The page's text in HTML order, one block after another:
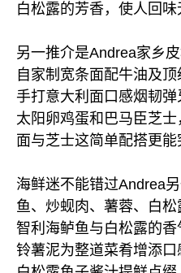
白松露的芳香，使人回味
另一推介是Andrea家乡
自家制宽条面配牛油及顶
手打意大利面口感烟韧
太阳卵鸡蛋和巴马臣芝
面与芝士这简单配搭更能
海鲜迷不能错过Andrea
鱼、炒蚬肉、薯蓉、白
智利海鲈鱼与白松露的
铃薯泥为整道菜肴增添